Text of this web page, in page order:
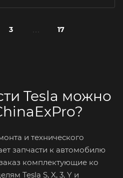
3 17
Tesla можно
и технического
запчасти к автомобилю
комплектующие ко
Tesla S, X, 3, Y и